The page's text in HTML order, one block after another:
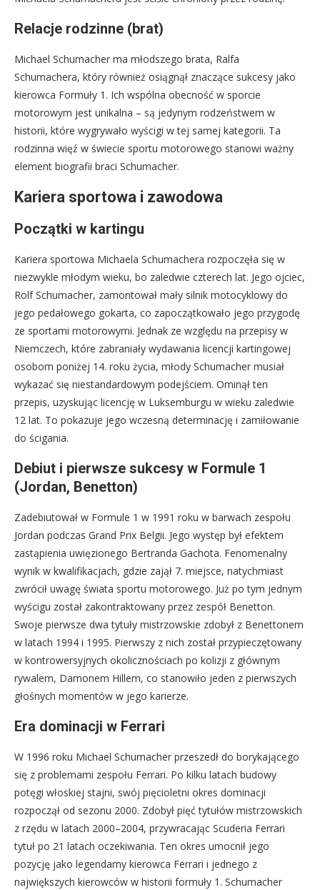
Relacje rodzinne (brat)
Michael Schumacher ma młodszego brata, Ralfa
Schumachera, który również osiągnął znaczące sukcesy jako
kierowca Formuły 1. Ich wspólna obecność w sporcie
motorowym jest unikalna – są jedynym rodzeństwem w
historii, które wygrywało wyścigi w tej samej kategorii. Ta
rodzinna więź w świecie sportu motorowego stanowi ważny
element biografii braci Schumacher.
Kariera sportowa i zawodowa
Początki w kartingu
Kariera sportowa Michaela Schumachera rozpoczęła się w
niezwykle młodym wieku, bo zaledwie czterech lat. Jego ojciec,
Rolf Schumacher, zamontował mały silnik motocyklowy do
jego pedałowego gokarta, co zapoczątkowało jego przygodę
ze sportami motorowymi. Jednak ze względu na przepisy w
Niemczech, które zabraniały wydawania licencji kartingowej
osobom poniżej 14. roku życia, młody Schumacher musiał
wykazać się niestandardowym podejściem. Ominął ten
przepis, uzyskując licencję w Luksemburgu w wieku zaledwie
12 lat. To pokazuje jego wczesną determinację i zamiłowanie
do ścigania.
Debiut i pierwsze sukcesy w Formule 1
(Jordan, Benetton)
Zadebiutował w Formule 1 w 1991 roku w barwach zespołu
Jordan podczas Grand Prix Belgii. Jego występ był efektem
zastąpienia uwięzionego Bertranda Gachota. Fenomenalny
wynik w kwalifikacjach, gdzie zajął 7. miejsce, natychmiast
zwrócił uwagę świata sportu motorowego. Już po tym jednym
wyścigu został zakontraktowany przez zespół Benetton.
Swoje pierwsze dwa tytuły mistrzowskie zdobył z Benettonem
w latach 1994 i 1995. Pierwszy z nich został przypieczętowany
w kontrowersyjnych okolicznościach po kolizji z głównym
rywalem, Damonem Hillem, co stanowiło jeden z pierwszych
głośnych momentów w jego karierze.
Era dominacji w Ferrari
W 1996 roku Michael Schumacher przeszedł do borykającego
się z problemami zespołu Ferrari. Po kilku latach budowy
potęgi włoskiej stajni, swój pięcioletni okres dominacji
rozpoczął od sezonu 2000. Zdobył pięć tytułów mistrzowskich
z rzędu w latach 2000–2004, przywracając Scuderia Ferrari
tytuł po 21 latach oczekiwania. Ten okres umocnił jego
pozycję jako legendarny kierowca Ferrari i jednego z
największych kierowców w historii formuły 1. Schumacher